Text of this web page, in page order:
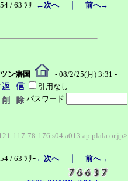
54 / 63 ﾂﾘｰ ←次へ｜ 前へ→
ン藩国
- 08/2/25(月) 3:31 -
引用なし
パスワード
117-78-176.s04.a013.ap.plala.or.jp>
54 / 63 ﾂﾘｰ ←次へ｜ 前へ→